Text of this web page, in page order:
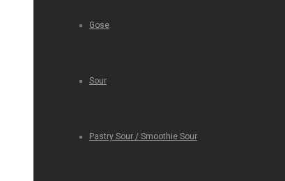
Gose
Sour
Pastry Sour / Smoothie Sour